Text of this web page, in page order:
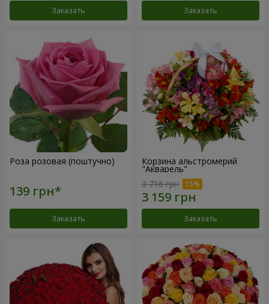
Заказать Заказать
Роза розовая (поштучно)
Заказать
Корзина альстромерий
"Акварель"
3 716 грн
Заказать